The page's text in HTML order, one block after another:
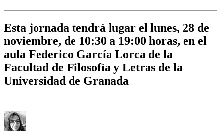
Esta jornada tendrá lugar el lunes, 28 de
noviembre, de 10:30 a 19:00 horas, en el
aula Federico García Lorca de la
Facultad de Filosofía y Letras de la
Universidad de Granada